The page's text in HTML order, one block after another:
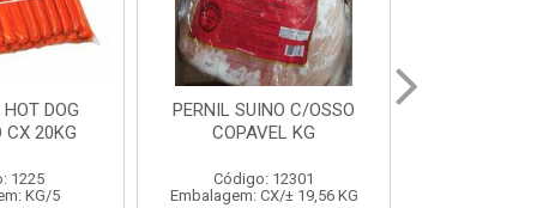
C/OSSO
KG
12301
± 19,56 KG
HAMBURGUER BOVINO
PERDIGAO CX 2,016KG
Código: 1263
Embalagem: CX/1